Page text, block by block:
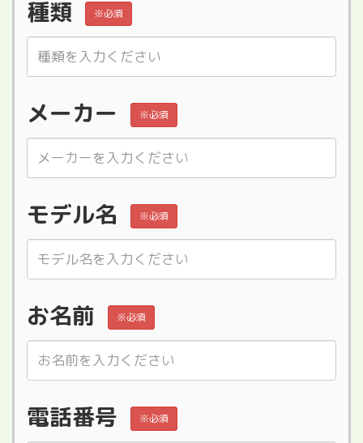
種類 ※必須
メーカー ※必須
モデル名 ※必須
お名前 ※必須
電話番号 ※必須